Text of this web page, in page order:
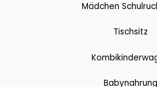
Mädchen
Tischsitz
Babynahrung